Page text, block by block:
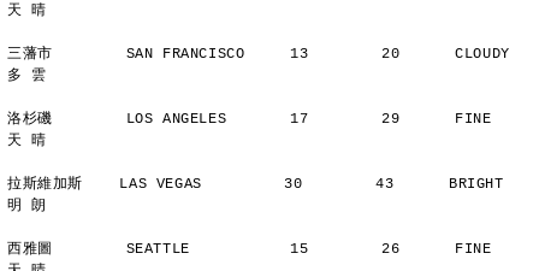
天 晴
三藩市        SAN FRANCISCO     13        20      CLOUDY
多 雲
洛杉磯        LOS ANGELES       17        29      FINE
天 晴
拉斯維加斯    LAS VEGAS         30        43      BRIGHT
明 朗
西雅圖        SEATTLE           15        26      FINE